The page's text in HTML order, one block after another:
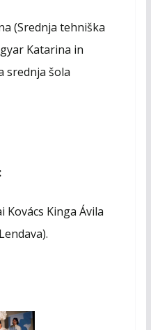
(Srednja tehniška
Katarina in
srednja šola
Kinga Ávila